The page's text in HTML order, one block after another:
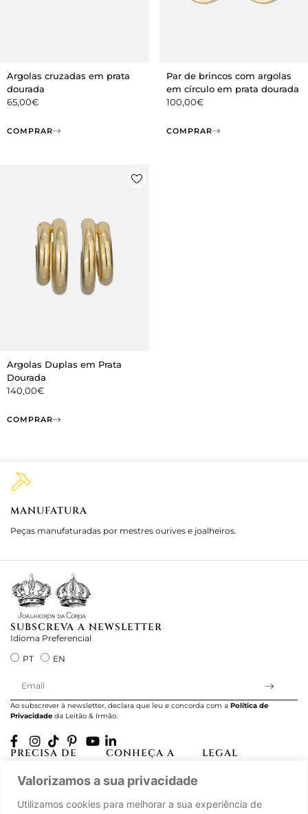
Valorizamos a sua privacidade
Utilizamos cookies para melhorar a sua experiência de
Argolas cruzadas em prata
dourada
65,00€
COMPRAR
Par de brincos com argolas
em círculo em prata dourada
100,00€
COMPRAR
Argolas Duplas em Prata
Dourada
140,00€
COMPRAR
MANUFATURA
Peças manufaturadas por mestres ourives e joalheiros.
SUBSCREVA A NEWSLETTER
Idioma Preferencial
PT
EN
Ao subscrever à newsletter, declara que leu e concorda com a Política de
Privacidade da Leitão & Irmão.
PRECISA DE
A minha conta
CONHEÇA A
História
LEGAL